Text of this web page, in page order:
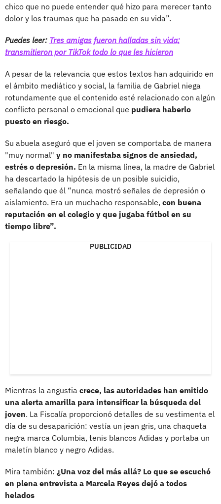
chico que no puede entender qué hizo para merecer tanto
dolor y los traumas que ha pasado en su vida”.
Puedes leer: Tres amigas fueron halladas sin vida;
transmitieron por TikTok todo lo que les hicieron
A pesar de la relevancia que estos textos han adquirido en
el ámbito mediático y social, la familia de Gabriel niega
rotundamente que el contenido esté relacionado con algún
conflicto personal o emocional que pudiera haberlo
puesto en riesgo.
Su abuela aseguró que el joven se comportaba de manera
"muy normal" y no manifestaba signos de ansiedad,
estrés o depresión. En la misma línea, la madre de Gabriel
ha descartado la hipótesis de un posible suicidio,
señalando que él “nunca mostró señales de depresión o
aislamiento. Era un muchacho responsable, con buena
reputación en el colegio y que jugaba fútbol en su
tiempo libre”.
PUBLICIDAD
Mientras la angustia crece, las autoridades han emitido
una alerta amarilla para intensificar la búsqueda del
joven. La Fiscalía proporcionó detalles de su vestimenta el
día de su desaparición: vestía un jean gris, una chaqueta
negra marca Columbia, tenis blancos Adidas y portaba un
maletín blanco y negro Adidas.
Mira también: ¿Una voz del más allá? Lo que se escuchó
en plena entrevista a Marcela Reyes dejó a todos
helados